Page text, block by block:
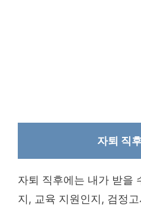
자퇴 직
자퇴 직후에는 내가 받을
지, 교육 지원인지, 검정